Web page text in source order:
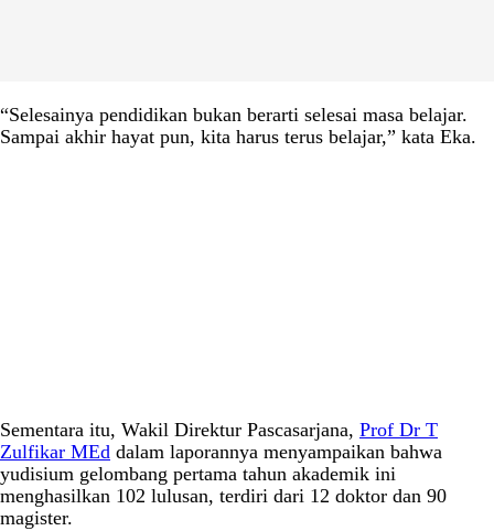
“Selesainya pendidikan bukan berarti selesai masa belajar.
Sampai akhir hayat pun, kita harus terus belajar,” kata Eka.
Sementara itu, Wakil Direktur Pascasarjana, Prof Dr T
Zulfikar MEd dalam laporannya menyampaikan bahwa
yudisium gelombang pertama tahun akademik ini
menghasilkan 102 lulusan, terdiri dari 12 doktor dan 90
magister.